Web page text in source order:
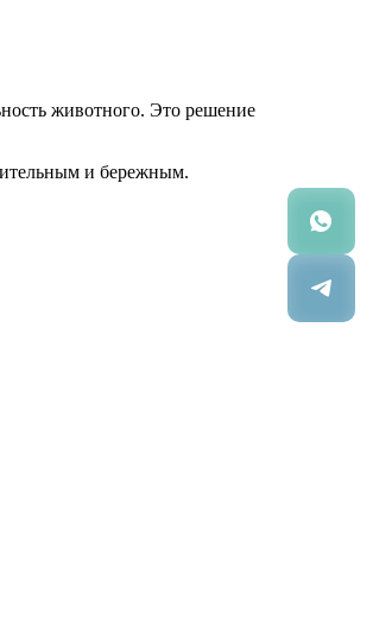
животного. Это решение
и бережным.